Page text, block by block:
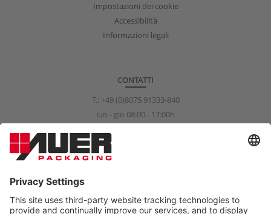
Impostazioni dei cookie
Accessibilità
Informazioni legali
CONTATTI
T.: +49 (0)8075 91333-840
lun - gio 08:00 - 17:00h
info@auer-packaging.com